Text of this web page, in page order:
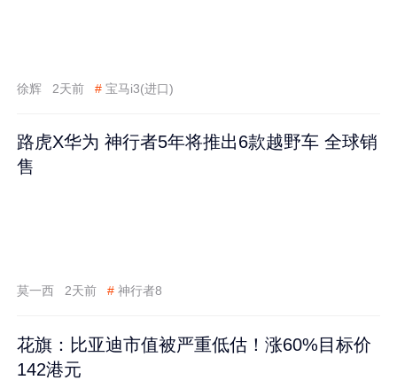
徐辉 2天前 # 宝马i3(进口)
路虎X华为 神行者5年将推出6款越野车 全球销
售
莫一西 2天前 # 神行者8
花旗：比亚迪市值被严重低估！涨60%目标价
142港元